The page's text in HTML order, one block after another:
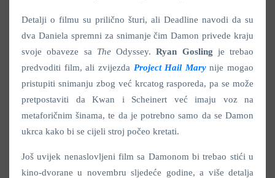
Detalji o filmu su prilično šturi, ali Deadline navodi da su
dva Daniela spremni za snimanje čim Damon privede kraju
svoje obaveze sa TheOdyssey.Ryan Gosling je trebao
predvoditi film, ali zvijezda Project Hail Mary nije mogao
pristupiti snimanju zbog već krcatog rasporeda, pa se može
pretpostaviti da Kwan i Scheinert već imaju voz na
metaforičnim šinama, te da je potrebno samo da se Damon
ukrca kako bi se cijeli stroj počeo kretati.
Još uvijek nenaslovljeni film sa Damonom bi trebao stići u
kino-dvorane u novembru sljedeće godine, a više detalja